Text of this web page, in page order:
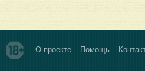
О проекте Помощь